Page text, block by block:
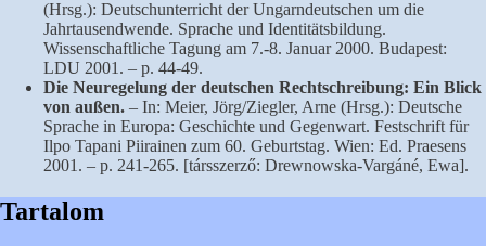
(Hrsg.): Deutschunterricht der Ungarndeutschen um die
Jahrtausendwende. Sprache und Identitätsbildung.
Wissenschaftliche Tagung am 7.-8. Januar 2000. Budapest:
LDU 2001. – p. 44-49.
Die Neuregelung der deutschen Rechtschreibung: Ein Blick
von außen. – In: Meier, Jörg/Ziegler, Arne (Hrsg.): Deutsche
Sprache in Europa: Geschichte und Gegenwart. Festschrift für
Ilpo Tapani Piirainen zum 60. Geburtstag. Wien: Ed. Praesens
2001. – p. 241-265. [társszerző: Drewnowska-Vargáné, Ewa].
Tartalom